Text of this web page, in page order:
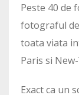
Peste 40 de
fotograful
toata viata
Paris si
Exact ca un